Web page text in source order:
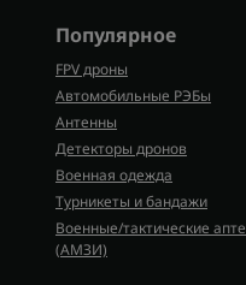
Популярное
FPV дроны
Автомобильные РЭБы
Антенны
Детекторы дронов
Военная одежда
Турникеты и бандажи
Военные/тактические
(AMЗИ)